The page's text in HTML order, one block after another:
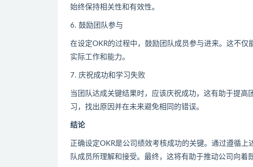
始终保持相关性和有效性。
6. 鼓励团队参与
在设定OKR的过程中，鼓励团队成员参与进来。这不
实际工作和能力。
7. 庆祝成功和学习失败
当团队达成关键结果时，应该庆祝成功，这有助于提
习，找出原因并在未来避免相同的错误。
结论
正确设定OKR是公司绩效考核成功的关键。通过遵循
队成员所理解和接受。最终，这将有助于推动公司向着